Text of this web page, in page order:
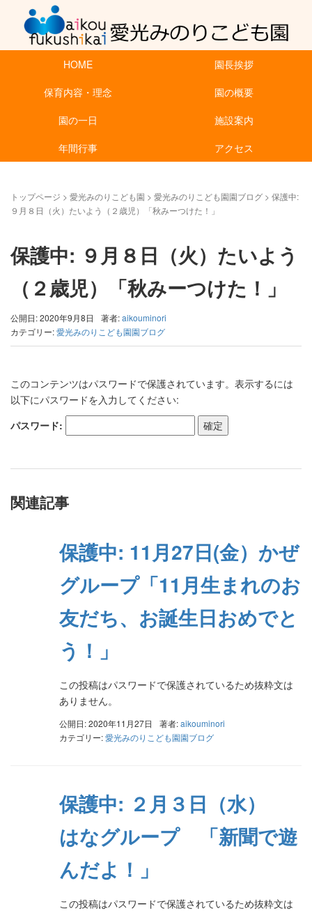
HOME
園長挨拶
保育内容・理念
園の概要
園の一日
施設案内
年間行事
アクセス
トップページ > 愛光みのりこども園 > 愛光みのりこども園園ブログ > 保護中:
９月８日（火）たいよう（２歳児）「秋みーつけた！」
保護中: ９月８日（火）たいよう
（２歳児）「秋みーつけた！」
公開日: 2020年9月8日 著者:aikouminori
カテゴリー:愛光みのりこども園園ブログ
このコンテンツはパスワードで保護されています。表示するには
以下にパスワードを入力してください:
パスワード:
関連記事
保護中: 11月27日(金）かぜ
グループ「11月生まれのお
友だち、お誕生日おめでと
う！」
この投稿はパスワードで保護されているため抜粋文は
ありません。
公開日: 2020年11月27日 著者:aikouminori
カテゴリー:愛光みのりこども園園ブログ
保護中: ２月３日（水）
はなグループ 「新聞で遊
んだよ！」
この投稿はパスワードで保護されているため抜粋文は